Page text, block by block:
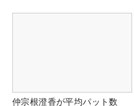
仲宗根澄香が平均パット数